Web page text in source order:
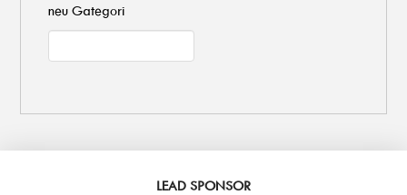
neu Gategori
LEAD SPONSOR